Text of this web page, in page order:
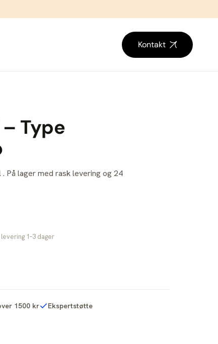
Kontakt
– Type
På lager med rask levering og 24
1–3 dager
1500 kr Ekspertstøtte